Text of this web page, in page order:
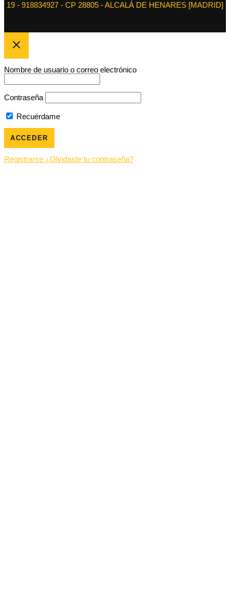
19 - 918834927 - CP 28805 - ALCALÁ DE HENARES [MADRID]
Nombre de usuario o correo electrónico
Contraseña
Recuérdame
Registrarse ¿Olvidaste tu contraseña?